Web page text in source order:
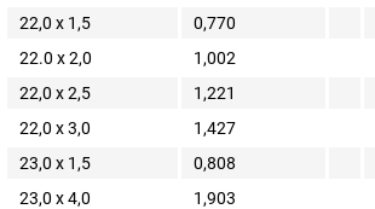
22,0 x 1,5
0,770
22.0 x 2,0
1,002
22,0 x 2,5
1,221
22,0 x 3,0
1,427
23,0 x 1,5
0,808
23,0 x 4,0
1,903